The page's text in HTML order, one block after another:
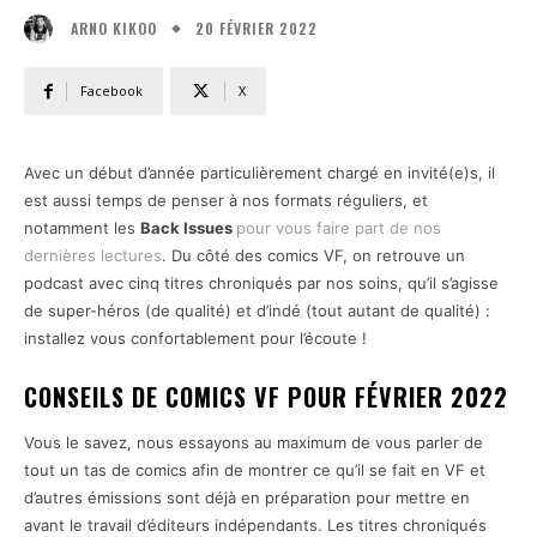
ARNO KIKOO 20 FÉVRIER 2022
Facebook X
Avec un début d’année particulièrement chargé en invité(e)s, il
est aussi temps de penser à nos formats réguliers, et
notamment les Back Issues pour vous faire part de nos
dernières lectures. Du côté des comics VF, on retrouve un
podcast avec cinq titres chroniqués par nos soins, qu’il s’agisse
de super-héros (de qualité) et d’indé (tout autant de qualité) :
installez vous confortablement pour l’écoute !
CONSEILS DE COMICS VF POUR FÉVRIER 2022
Vous le savez, nous essayons au maximum de vous parler de
tout un tas de comics afin de montrer ce qu’il se fait en VF et
d’autres émissions sont déjà en préparation pour mettre en
avant le travail d’éditeurs indépendants. Les titres chroniqués